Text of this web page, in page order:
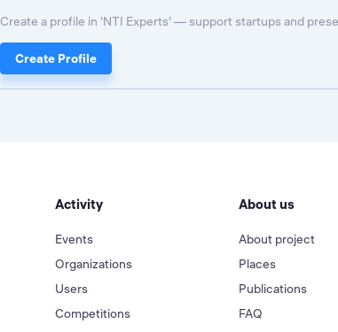
Create a profile in 'NTI Experts' — support startups and
Create Profile
Activity
Events
Organizations
Users
Competitions
About us
About project
Places
Publications
FAQ